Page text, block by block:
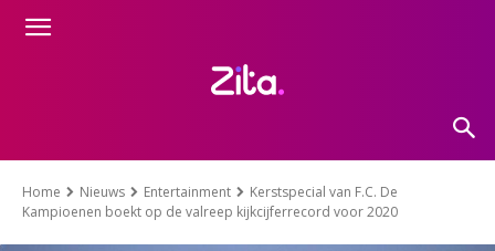
Home Nieuws Entertainment
Kerstspecial van F.C. De
Kampioenen boekt op de valreep kijkcijferrecord voor 2020